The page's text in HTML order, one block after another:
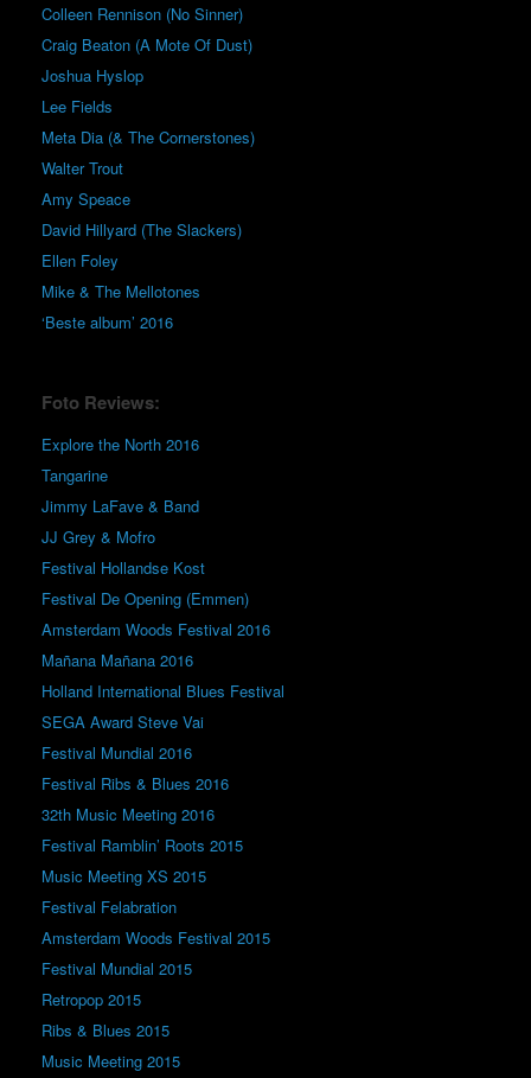
Colleen Rennison (No Sinner)
Craig Beaton (A Mote Of Dust)
Joshua Hyslop
Lee Fields
Meta Dia (& The Cornerstones)
Walter Trout
Amy Speace
David Hillyard (The Slackers)
Ellen Foley
Mike & The Mellotones
‘Beste album’ 2016
Foto Reviews:
Explore the North 2016
Tangarine
Jimmy LaFave & Band
JJ Grey & Mofro
Festival Hollandse Kost
Festival De Opening (Emmen)
Amsterdam Woods Festival 2016
Mañana Mañana 2016
Holland International Blues Festival
SEGA Award Steve Vai
Festival Mundial 2016
Festival Ribs & Blues 2016
32th Music Meeting 2016
Festival Ramblin’ Roots 2015
Music Meeting XS 2015
Festival Felabration
Amsterdam Woods Festival 2015
Festival Mundial 2015
Retropop 2015
Ribs & Blues 2015
Music Meeting 2015